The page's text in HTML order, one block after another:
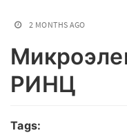
2 MONTHS AGO
РИНЦ
Tags: